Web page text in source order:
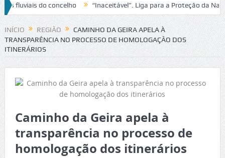
do concelho “Inaceitável”. Liga para a Proteção da Natureza
INÍCIO REGIÃO
CAMINHO DA GEIRA APELA À
TRANSPARÊNCIA NO PROCESSO DE HOMOLOGAÇÃO DOS
ITINERÁRIOS
Caminho da Geira apela à
transparência no processo de
homologação dos itinerários